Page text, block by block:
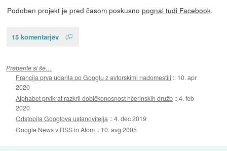
Podoben projekt je pred časom poskusno pognal tudi Facebook.
15 komentarjev
Preberite si še…
Francija prva udarila po Googlu z avtorskimi nadomestili :: 10. apr
2020
Alphabet prvikrat razkril dobičkonosnost hčerinskih družb ::4. feb
2020
Odstopila Googlova ustanovitelja ::4. dec 2019
Google News v RSS in Atom :: 10. avg 2005